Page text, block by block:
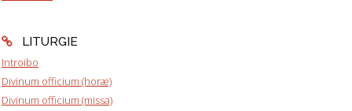
LITURGIE
Introibo
Divinum officium (horæ)
Divinum officium (missa)